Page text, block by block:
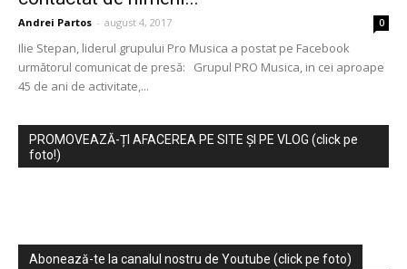
Andrei Partos - august 4, 2017 0
Ilie Stepan, liderul grupului Pro Musica a postat pe Facebook
următorul comunicat de presă: Grupul PRO Musica, in cei aproape
45 de ani de activitate,...
PROMOVEAZĂ-ȚI AFACEREA PE SITE ȘI PE VLOG (click pe
foto!)
Abonează-te la canalul nostru de Youtube (click pe foto)